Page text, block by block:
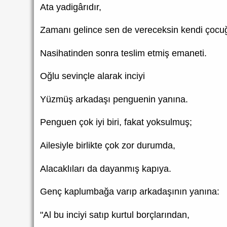
Ata yadigârıdır,
Zamanı gelince sen de vereceksin kendi
Nasihatinden sonra teslim etmiş emaneti.
Oğlu sevinçle alarak inciyi
Yüzmüş arkadaşı penguenin yanına.
Penguen çok iyi biri, fakat yoksulmuş;
Ailesiyle birlikte çok zor durumda,
Alacaklıları da dayanmış kapıya.
Genç kaplumbağa varıp arkadaşının yanına:
"Al bu inciyi satıp kurtul borçlarından,